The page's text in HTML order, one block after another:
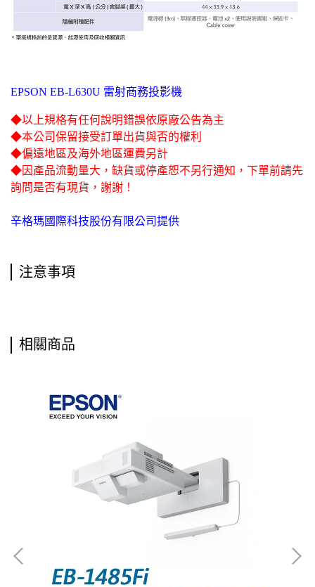
EPSON EB-L630U 雷射商務投影機
◆以上規格有任何說明錯誤依原廠公告為主
◆本公司保留接受訂單出貨與否的權利
◆偏遠地區及海外地區運費另計
◆因產品流動量大，缺貨或停產恕不另行通知，下單前請先
詢問是否有現貨，謝謝！
辛格瑪國際科技股份有限公司提供
注意事項
相關商品